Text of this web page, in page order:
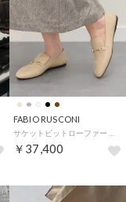
FABIO RUSCONI
￥37,400